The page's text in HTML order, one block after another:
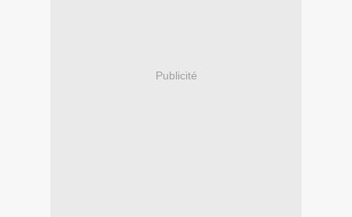
Publicité